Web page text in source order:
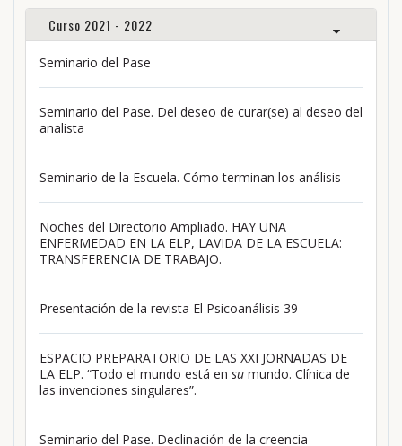
Curso 2021 - 2022
Seminario del Pase
Seminario del Pase. Del deseo de curar(se) al deseo del
analista
Seminario de la Escuela. Cómo terminan los análisis
Noches del Directorio Ampliado. HAY UNA
ENFERMEDAD EN LA ELP, LAVIDA DE LA ESCUELA:
TRANSFERENCIA DE TRABAJO.
Presentación de la revista El Psicoanálisis 39
ESPACIO PREPARATORIO DE LAS XXI JORNADAS DE
LA ELP. “Todo el mundo está en su mundo. Clínica de
las invenciones singulares”.
Seminario del Pase. Declinación de la creencia